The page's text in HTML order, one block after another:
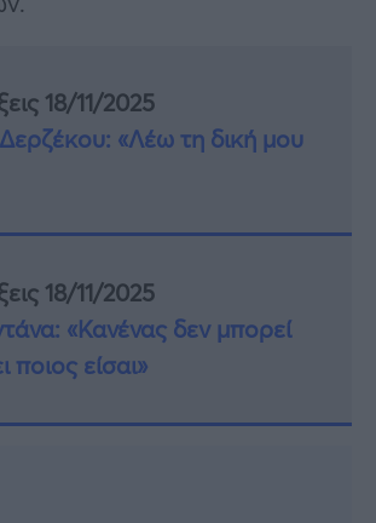
18/11/2025
«Λέω τη δική μου
18/11/2025
«Κανένας δεν μπορεί
ποιος είσαι»